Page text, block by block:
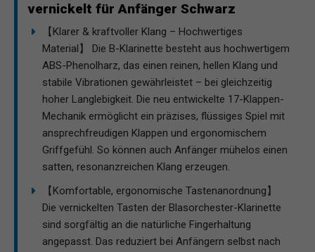
vernickelt für Anfänger Schwarz
【Klarer & kraftvoller Klang – Hochwertiges
Material】 Die B-Klarinette besteht aus hochwertigem
ABS-Phenolharz, das einen reinen, hellen Klang und
stabile Vibrationen gewährleistet – bei gleichzeitig
hoher Langlebigkeit. Die neu entwickelte 17-Klappen-
Mechanik ermöglicht ein präzises, flüssiges Spiel mit
ansprechfreudigen Klappen und ergonomischem
Griffgefühl. So können auch Anfänger mühelos einen
satten, resonanzreichen Klang erzeugen.
【Komfortable, ergonomische Tastenanordnung】
Die vernickelten Tasten der Blasorchester-Klarinette
sind sorgfältig an die natürliche Fingerhaltung
angepasst. Das reduziert bei Anfängern selbst nach